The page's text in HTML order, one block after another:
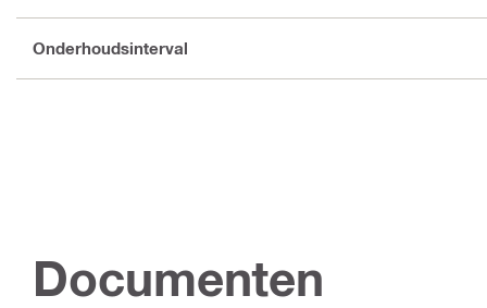
Onderhoudsinterval
Documenten